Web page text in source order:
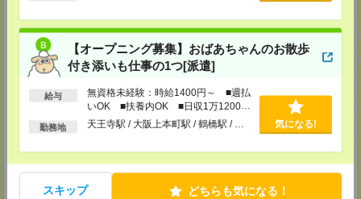
【オープニング募集】おばあちゃんのお散歩
付き添いも仕事の1つ[派遣]
給与
無資格未経験：時給1400円～ ■週払
いOK ■扶養内OK ■日収1万1200円
以上
勤務地 天王寺駅 / 大阪上本町駅 / 鶴橋駅 / … 気になる!
スキップ どちらも気になる！
CS難波支店
〒542-0076
大阪市中央区難波 2-2-3 御堂筋グランドビル 3F
TEL：0120-923-052
MAIL：
CS_NANBA@manpowergroup.jp
担当：採用担当
〒600-8008